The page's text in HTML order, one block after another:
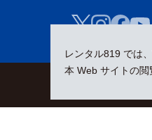
レンタル819 では
本 Web サイトの閲